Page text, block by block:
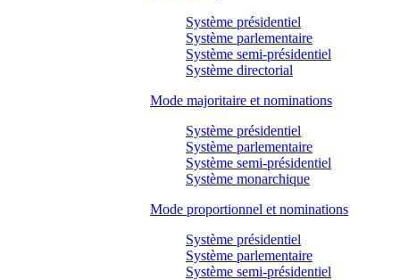
Système présidentiel
Système parlementaire
Système semi-présidentiel
Système directorial
Mode majoritaire et nominations
Système présidentiel
Système parlementaire
Système semi-présidentiel
Système monarchique
Mode proportionnel et nominations
Système présidentiel
Système parlementaire
Système semi-présidentiel